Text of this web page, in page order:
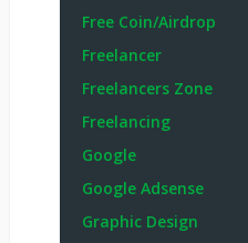
Free Coin/Airdrop
Freelancer
Freelancers Zone
Freelancing
Google
Google Adsense
Graphic Design